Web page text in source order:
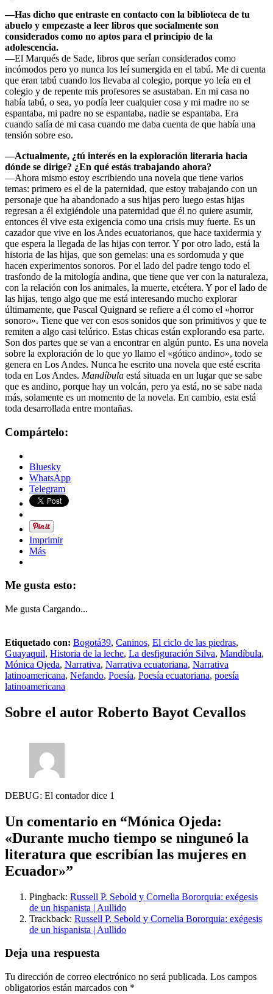
—Has dicho que entraste en contacto con la biblioteca de tu
abuelo y empezaste a leer libros que socialmente son
considerados como no aptos para el principio de la
adolescencia.
—El Marqués de Sade, libros que serían considerados como
incómodos pero yo nunca los leí sumergida en el tabú. Me di cuenta
que eran tabú cuando los llevaba al colegio, porque yo leía en el
colegio y de repente mis profesores se asustaban. En mi casa no
había tabú, o sea, yo podía leer cualquier cosa y mi madre no se
espantaba, mi padre no se espantaba, nadie se espantaba. Era
cuando salía de mi casa cuando me daba cuenta de que había una
tensión sobre eso.
—Actualmente, ¿tú interés en la exploración literaria hacia
dónde se dirige? ¿En qué estás trabajando ahora?
—Ahora mismo estoy escribiendo una novela que tiene varios
temas: primero es el de la paternidad, que estoy trabajando con un
personaje que ha abandonado a sus hijas pero luego estas hijas
regresan a él exigiéndole una paternidad que él no quiere asumir,
entonces él vive esta exigencia como una crisis muy fuerte. Es un
cazador que vive en los Andes ecuatorianos, que hace taxidermia y
que espera la llegada de las hijas con terror. Y por otro lado, está la
historia de las hijas, que son gemelas: una es sordomuda y que
hacen experimentos sonoros. Por el lado del padre tengo todo el
trasfondo de la mitología andina, que tiene que ver con la naturaleza,
con la relación con los animales, la muerte, etcétera. Y por el lado de
las hijas, tengo algo que me está interesando mucho explorar
últimamente, que Pascal Quignard se refiere a él como el «horror
sonoro». Tiene que ver con esos sonidos que son primitivos y que te
remiten a algo casi telúrico. Estas chicas están explorando esa parte.
Son dos partes que se van a encontrar en algún punto. Es una novela
sobre la exploración de lo que yo llamo el «gótico andino», todo se
genera en Los Andes. Nunca he escrito una novela que esté escrita
toda en Los Andes. Mandíbula está situada en un lugar que se sabe
que es andino, porque hay un volcán, pero ya está, no se sabe nada
más, solamente es un momento de la novela. En cambio, esta está
toda desarrollada entre montañas.
Compártelo:
Bluesky
WhatsApp
Telegram
Imprimir
Más
Me gusta esto:
Me gusta Cargando...
Etiquetado con: Bogotá39, Caninos, El ciclo de las piedras,
Guayaquil, Historia de la leche, La desfiguración Silva, Mandíbula,
Mónica Ojeda, Narrativa, Narrativa ecuatoriana, Narrativa
latinoamericana, Nefando, Poesía, Poesía ecuatoriana, poesía
latinoamericana
Sobre el autor Roberto Bayot Cevallos
DEBUG: El contador dice 1
Un comentario en “Mónica Ojeda:
«Durante mucho tiempo se ninguneó la
literatura que escribían las mujeres en
Ecuador»”
Pingback: Russell P. Sebold y Cornelia Bororquia: exégesis
de un hispanista | Aullido
Trackback: Russell P. Sebold y Cornelia Bororquia: exégesis
de un hispanista | Aullido
Deja una respuesta
Tu dirección de correo electrónico no será publicada. Los campos
obligatorios están marcados con *